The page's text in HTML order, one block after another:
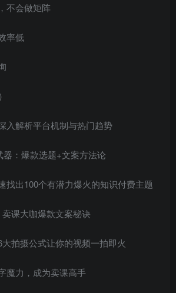
不会做矩阵
率低
入解析平台机制与热门趋势
：爆款选题+文案方法论
找出100个有潜力爆火的知识付费主题
课大咖爆款文案秘诀
拍摄公式让你的视频一拍即火
魔力，成为卖课高手